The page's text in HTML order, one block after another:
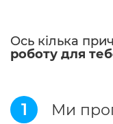
Ось кілька
роботу для
1
Ми